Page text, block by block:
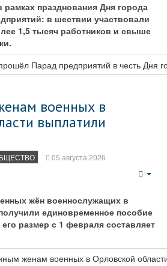
празднования Дня города
в шествии участвовали
1,5 тысяч работников и свыше
Парад предприятий в честь Дня
военных в
выплатили
05 августа 2026
жён военнослужащих в
единовременное пособие
размер с 1 февраля составляет
женам военных в Орловской